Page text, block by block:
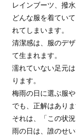
レインブーツ、撥
どんな服を着てい
れてしまいます。
清潔感は、服のデ
て生まれます。
濡れていない足元
ります。
梅雨の日に選ぶ服
でも、正解はありま
それは、「この状
雨の日は、誰のせい